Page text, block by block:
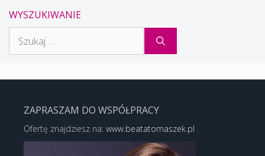
WYSZUKIWANIE
ZAPRASZAM DO WSPÓŁPRACY
Ofertę znajdziesz na: www.beatatomaszek.pl